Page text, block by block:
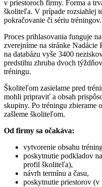
v priestoroch firmy. Forma a
školiteľa. V prípade rozsiahlej
pokračovanie či sériu tréningov.
Proces prihlasovania funguje
zverejníme na stránke Nadácie
na databázu vyše 3400
predstihu zhruba dvoch
tréningu.
Školiteľom zasielame pred
mohli pripraviť a obsah
skupiny. Po tréningu zbierame
zašleme školiteľom.
Od firmy sa očakáva:
vytvorenie obsahu
poskytnutie podkladov
profil školiteľa),
návrh termínu a času,
poskytnutie priestorov